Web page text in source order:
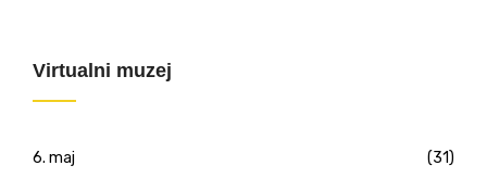
Virtualni muzej
6. maj (31)